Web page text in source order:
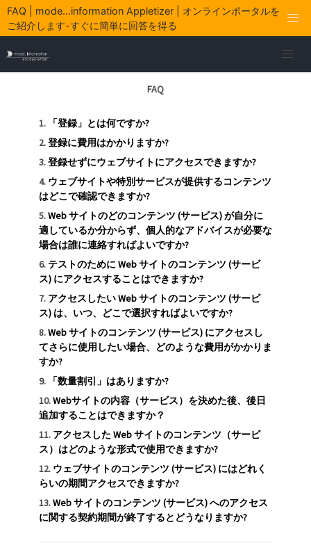
FAQ | mode...information Appletizer | オンラインポータルを
ご紹介します-すぐに簡単に回答を得る
FAQ
「登録」とは何ですか?
登録に費用はかかりますか?
登録せずにウェブサイトにアクセスできますか?
ウェブサイトや特別サービスが提供するコンテンツ
はどこで確認できますか?
Web サイトのどのコンテンツ (サービス) が自分に
適しているか分からず、個人的なアドバイスが必要な
場合は誰に連絡すればよいですか?
テストのために Web サイトのコンテンツ (サービ
ス) にアクセスすることはできますか?
アクセスしたい Web サイトのコンテンツ (サービ
ス) は、いつ、どこで選択すればよいですか?
Web サイトのコンテンツ (サービス) にアクセスし
てさらに使用したい場合、どのような費用がかかりま
すか?
「数量割引」はありますか?
Webサイトの内容（サービス）を決めた後、後日
追加することはできますか？
アクセスした Web サイトのコンテンツ（サービ
ス）はどのような形式で使用できますか?
ウェブサイトのコンテンツ (サービス) にはどれく
らいの期間アクセスできますか?
Web サイトのコンテンツ (サービス) へのアクセス
に関する契約期間が終了するとどうなりますか?